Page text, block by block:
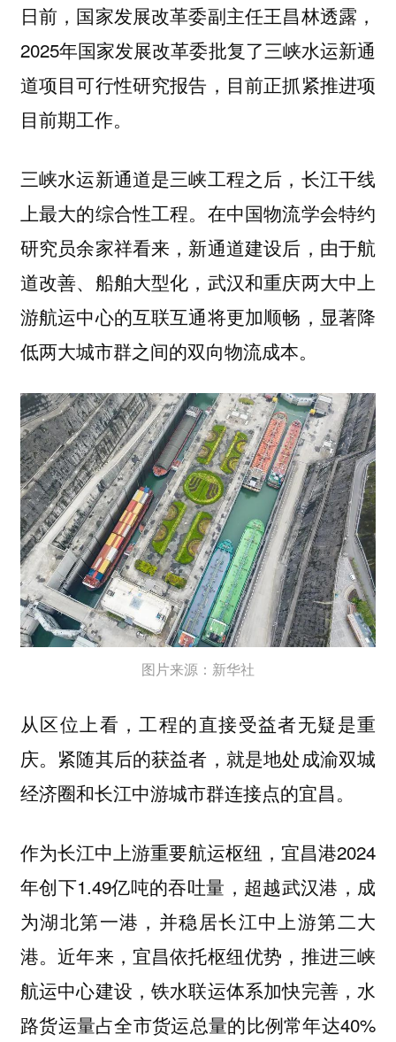
日前，国家发展改革委副主任王昌林透露，
2025年国家发展改革委批复了三峡水运新通
道项目可行性研究报告，目前正抓紧推进项
目前期工作。
三峡水运新通道是三峡工程之后，长江干线
上最大的综合性工程。在中国物流学会特约
研究员余家祥看来，新通道建设后，由于航
道改善、船舶大型化，武汉和重庆两大中上
游航运中心的互联互通将更加顺畅，显著降
低两大城市群之间的双向物流成本。
图片来源：新华社
从区位上看，工程的直接受益者无疑是重
庆。紧随其后的获益者，就是地处成渝双城
经济圈和长江中游城市群连接点的宜昌。
作为长江中上游重要航运枢纽，宜昌港2024
年创下1.49亿吨的吞吐量，超越武汉港，成
为湖北第一港，并稳居长江中上游第二大
港。近年来，宜昌依托枢纽优势，推进三峡
航运中心建设，铁水联运体系加快完善，水
路货运量占全市货运总量的比例常年达40%